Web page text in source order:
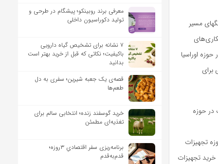
مسیر
اوراسیا
برای
در حوزه
تجهیزات
خرید تجهیزات
معرفی برند روبینکو؛ پیشگام در طرحی و
تولید دکوراسیون داخلی
۷ نشانه برای تشخیص گیاه دارویی
باکیفیت؛ نکاتی که قبل از خرید بهتر است
بدانید
قصه‌ی یک جعبه شیرین؛ سفری به دل
طعم‌ها
خرید گوسفند زنده؛ انتخابی سالم برای
تغذیه‌ای مطمئن
برنامه‌ریزی سفر اقتصادیِ ۳روزه؛
قدم‌به‌قدم